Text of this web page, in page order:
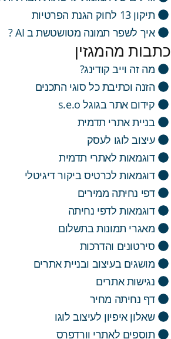
תיקון 13 לחוק הגנת הפרטיות
איך לשפר תמונה מטושטשת ב AI ?
כתבות מהמגזין
מה זה וייב קודינג?
הזנה וכתיבת כל סוגי התכנים
קידום אתר בגוגל s.e.o
בניית אתרי תדמית
עיצוב לוגו לעסק
דוגמאות לאתרי תדמית
דוגמאות לכרטיס ביקור דיגיטלי
דפי נחיתה ממירים
דוגמאות לדפי נחיתה
מאגרי תמונות בתשלום
סירטונים והדרכות
מושגים בעיצוב ובניית אתרים
נגישות אתרים
דף נחיתה מחיר
שאלון איפיון לעיצוב לוגו
תוספים לאתרי וורדפרס